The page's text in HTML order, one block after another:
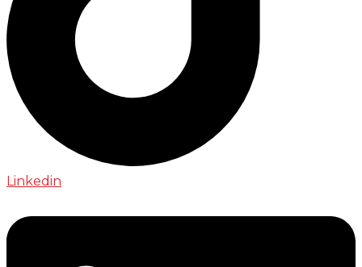
Linkedin